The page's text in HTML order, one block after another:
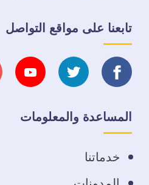
تابعنا على مواقع التواصل
تابعنا
على
فيسبوك
تابعنا
على
تابعنا
المساعدة والمعلومات
خدماتنا